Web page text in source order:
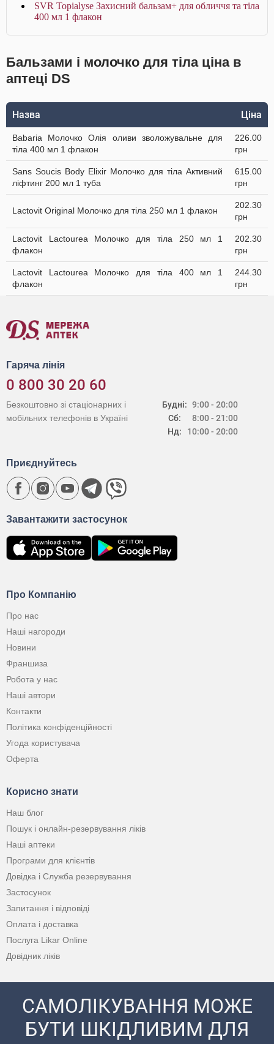
SVR Topialyse Захисний бальзам+ для обличчя та тіла
400 мл 1 флакон
Бальзами і молочко для тіла ціна в
аптеці DS
Назва Ціна
Babaria Молочко Олія оливи зволожувальне для
тіла 400 мл 1 флакон
226.00
грн
Sans Soucis Body Elixir Молочко для тіла Активний
ліфтинг 200 мл 1 туба
615.00
грн
Lactovit Original Молочко для тіла 250 мл 1 флакон
202.30
грн
Lactovit Lactourea Молочко для тіла 250 мл 1
флакон
202.30
грн
Lactovit Lactourea Молочко для тіла 400 мл 1
флакон
244.30
грн
Гаряча лінія
0 800 30 20 60
Будні:
Сб:
Нд:
9:00 - 20:00
8:00 - 21:00
10:00 - 20:00
Безкоштовно зі стаціонарних і
мобільних телефонів в Україні
Про Компанію
Про нас
Наші нагороди
Новини
Франшиза
Робота у нас
Наші автори
Контакти
Політика конфіденційності
Угода користувача
Оферта
Корисно знати
Наш блог
Пошук і онлайн-резервування ліків
Наші аптеки
Програми для клієнтів
Довідка і Служба резервування
Застосунок
Запитання і відповіді
Оплата і доставка
Послуга Likar Online
Довідник ліків
Завантажити застосунок
Приєднуйтесь
САМОЛІКУВАННЯ МОЖЕ
БУТИ ШКІДЛИВИМ ДЛЯ